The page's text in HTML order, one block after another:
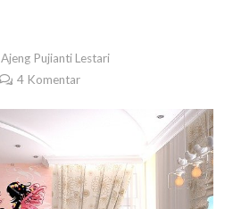
Ajeng Pujianti Lestari
4 Komentar